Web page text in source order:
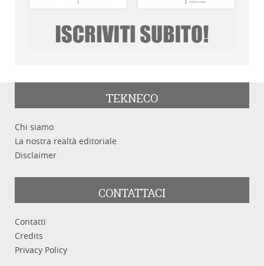
TEKNECO
Chi siamo
La nostra realtà editoriale
Disclaimer
CONTATTACI
Contatti
Credits
Privacy Policy